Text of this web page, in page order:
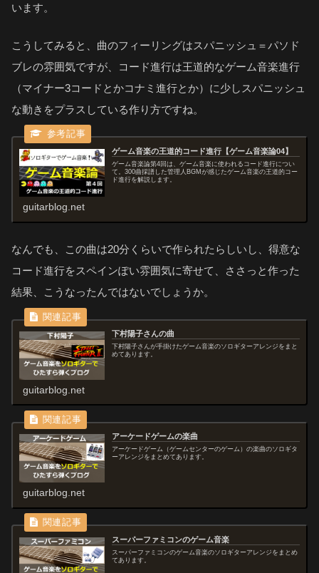
います。
こうしてみると、曲のフィーリングはスパニッシュ＝パソド
ブレの雰囲気ですが、コード進行は王道的なゲーム音楽進行
（マイナー3コードとかコナミ進行とか）に少しスパニッシュ
な動きをプラスしている作り方ですね。
ゲーム音楽の王道的コード進行【ゲーム音楽論04】
ゲーム音楽論第4回は、ゲーム音楽に使われるコード進行につい
て。300曲採譜した管理人BGMが感じたゲーム音楽の王道的コー
ド進行を解説します。
guitarblog.net
なんでも、この曲は20分くらいで作られたらしいし、得意な
コード進行をスペインぽい雰囲気に寄せて、ささっと作った
結果、こうなったんではないでしょうか。
下村陽子さんの曲
下村陽子さんが手掛けたゲーム音楽のソロギターアレンジをまと
めてあります。
guitarblog.net
アーケードゲームの楽曲
アーケードゲーム（ゲームセンターのゲーム）の楽曲のソロギタ
ーアレンジをまとめてあります。
guitarblog.net
スーパーファミコンのゲーム音楽
スーパーファミコンのゲーム音楽のソロギターアレンジをまとめ
てあります。